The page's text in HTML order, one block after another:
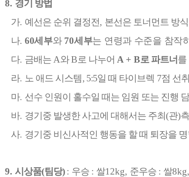
8. 경기 방법
가. 예선은 순위 결정전, 본선은 토너먼트 방
나. 60세부와 70세부는 연령과 수준을 참작
다. 금배는 A와B로 나누어 A + B로 파트너를
라. 노 애드 시스템, 5:5일 때 타이브렉 7점 선
마. 선수 인원이 홀수일 때는 임원 또는 진행
바. 경기중 발생한 사고에 대해서는 주최 (관)
사. 경기중 비신사적인 행동을 할 때 퇴장을
9. 시상품(팀당): 우승 : 쌀12kg, 준우승 : 쌀8kg,